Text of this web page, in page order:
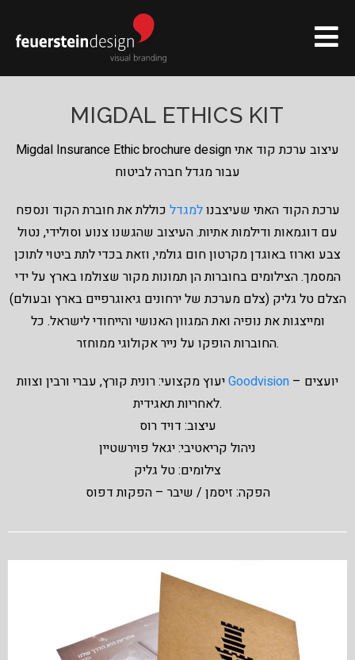
MIGDAL ETHICS KIT
Migdal Insurance Ethic brochure design עיצוב ערכת קוד אתי
עבור מגדל חברה לביטוח
ערכת הקוד האתי שעיצבנולמגדל כוללת את חוברת הקוד ונספח
עם דוגמאות ודילמות אתיות. העיצוב שהגשנו צנוע וסולידי, נטול
צבע וארוז באוגדן מקרטון חום גולמי, וזאת בכדי לתת ביטוי לתוכן
המסמך. הצילומים בחוברות הן תמונות מקור שצולמו בארץ על ידי
הצלם טל גליק (צלם מערכת של ירחונים גיאוגרפיים בארץ ובעולם)
ומייצגות את נופיה ואת המגוון האנושי והייחודי לישראל. כל
החוברות הופקו על נייר אקולוגי ממוחזר.
Goodvision – יועצים
לאחריות תאגידית.
עיצוב: דויד רוס
ניהול קריאטיבי: יגאל פוירשטיין
צילומים: טל גליק
הפקה: זיסמן / שיבר – הפקות דפוס